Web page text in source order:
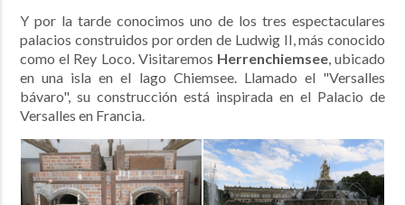
Y por la tarde conocimos uno de los tres espectaculares
palacios construidos por orden de Ludwig II, más conocido
como el Rey Loco. Visitaremos Herrenchiemsee, ubicado
en una isla en el lago Chiemsee. Llamado el "Versalles
bávaro", su construcción está inspirada en el Palacio de
Versalles en Francia.